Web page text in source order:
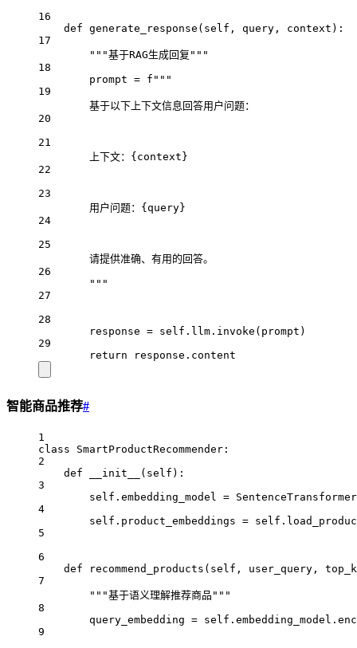
16
def generate_response (self, query, context):
17
"""基于RAG生成回复"""
18
prompt = f """
19
基于以下上下文信息回答用户问题：
20
21
上下文： { context }
22
23
用户问题： { query}
24
25
请提供准确、有用的回答。
26
"""
27
28
response = self .llm.invoke(prompt)
29
return response.content
智能商品推荐#
1
class
SmartProductRecommender :
2
def
__init__
(self):
3
self .embedding_model =
4
self .product_embeddings = self
5
6
def
recommend_products (self, user_query, top_k
7
"""基于语义理解推荐商品"""
8
query_embedding = self
9